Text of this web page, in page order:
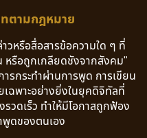
ตามกฎหมาย
วหรือสื่อสารข้อความใด ๆ ที่
หรือถูกเกลียดชังจากสังคม"
รกระทำผ่านการพูด การเขียน
ฉพาะอย่างยิ่งในยุคดิจิทัลที่
วดเร็ว ทำให้มีโอกาสถูกฟ้อง
พูดของตนเอง